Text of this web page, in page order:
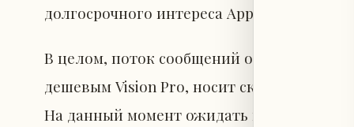
долгосрочного интереса Apple к Vision
В целом, поток сообщений о поставках и
дешевым Vision Pro, носит скорее
На данный момент ожидать выхода